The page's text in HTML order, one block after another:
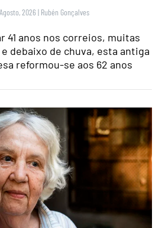
2026 | Rubén Gonçalves
41 anos nos correios, muitas
debaixo de chuva, esta antiga
reformou-se aos 62 anos